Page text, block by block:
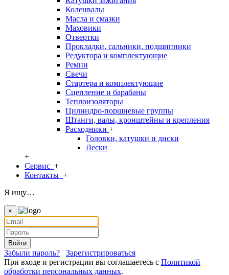
Коленвалы
Масла и смазки
Маховики
Отвертки
Прокладки, сальники, подшипники
Редуктора и комплектующие
Ремни
Свечи
Стартера и комплектующие
Сцепление и барабаны
Теплоизоляторы
Цилиндро-поршневые группы
Штанги, валы, кронштейны и крепления
Расходники +
Головки, катушки и диски
Лески
+
Сервис +
Контакты +
Я ищу…
×
Войти
Забыли пароль?
Зарегистрироваться
При входе и регистрации вы соглашаетесь с Политикой
обработки персональных данных.